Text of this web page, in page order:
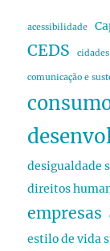
acessibilidade
CEDS
comunicação e
desigualdade
direitos
empresas
estilo de vida